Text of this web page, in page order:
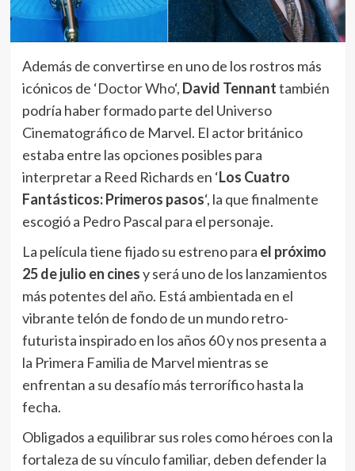
Además de convertirse en uno de los rostros más
icónicos de ‘Doctor Who‘, David Tennanttambién
podría haber formado parte del Universo
Cinematográfico de Marvel. El actor británico
estaba entre las opciones posibles para
interpretar a Reed Richards en ‘Los Cuatro
Fantásticos: Primeros pasos‘, la que finalmente
escogió a Pedro Pascal para el personaje.
La película tiene fijado su estreno para el próximo
25 de julio en cinesy será uno de los lanzamientos
más potentes del año. Está ambientada en el
vibrante telón de fondo de un mundo retro-
futurista inspirado en los años 60 y nos presenta a
la Primera Familia de Marvel mientras se
enfrentan a su desafío más terrorífico hasta la
fecha.
Obligados a equilibrar sus roles como héroes con la
fortaleza de su vínculo familiar, deben defender la